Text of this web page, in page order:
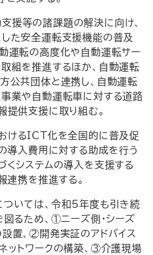
援等の諸課題の解決に向け、
た安全運転支援機能の普及
運転の高度化や自動運転サー
組を推進するほか、自動運転
公共団体と連携し、自動運転
業や自動運転車に対する道路
提供支援に取り組む。
けるICT化を全国的に普及促
導入費用に対する助成を行う
くシステムの導入を支援する
連携を推進する。
ついては、令和5年度も引き続
図るため、①ニーズ側・シーズ
置、②開発実証のアドバイス
ットワークの構築、③介護現場